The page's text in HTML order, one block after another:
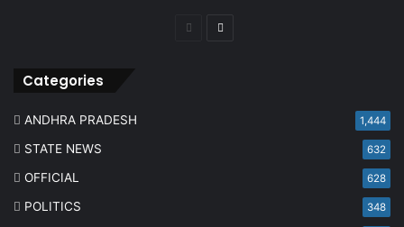
PreviousNext
Categories
ANDHRA PRADESH 1,444
STATE NEWS 632
OFFICIAL 628
POLITICS 348